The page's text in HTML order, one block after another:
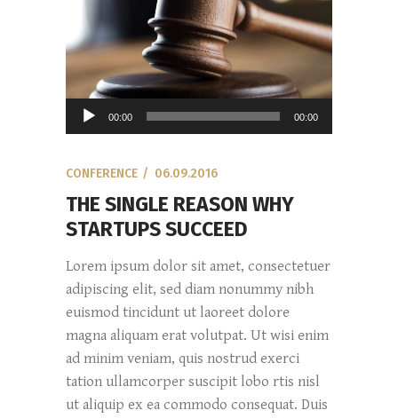
Audio
Player
00:00 00:00
CONFERENCE 06.09.2016
THE SINGLE REASON WHY
STARTUPS SUCCEED
Lorem ipsum dolor sit amet, consectetuer
adipiscing elit, sed diam nonummy nibh
euismod tincidunt ut laoreet dolore
magna aliquam erat volutpat. Ut wisi enim
ad minim veniam, quis nostrud exerci
tation ullamcorper suscipit lobo rtis nisl
ut aliquip ex ea commodo consequat. Duis